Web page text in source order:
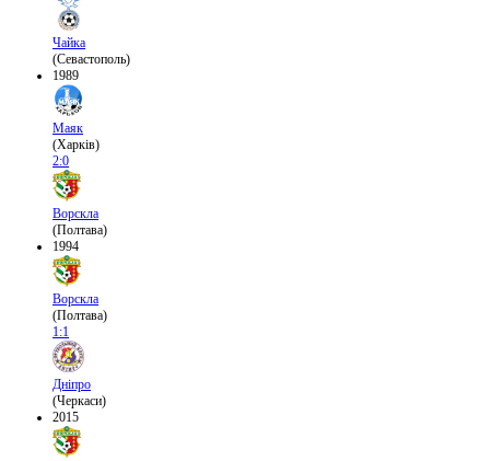
Чайка
(Севастополь)
1989
Маяк
(Харків)
2:0
Ворскла
(Полтава)
1994
Ворскла
(Полтава)
1:1
Дніпро
(Черкаси)
2015